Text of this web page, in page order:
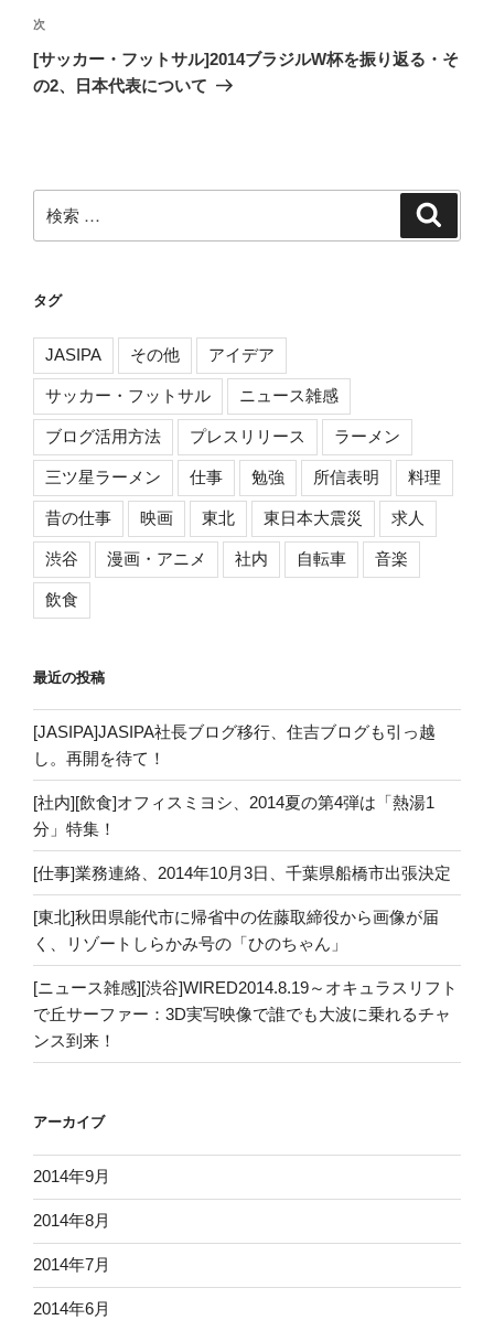
ゲ
ー
シ
稿
次
の
投
次
[サッカー・フットサル]2014ブラジルW杯を振り返る・そ
の2、日本代表について
索:
タグ
JASIPA その他 アイデア
サッカー・フットサル ニュース雑感
ブログ活用方法 プレスリリース ラーメン
三ツ星ラーメン 仕事 勉強 所信表明 料理
昔の仕事 映画 東北 東日本大震災 求人
渋谷 漫画・アニメ 社内 自転車 音楽
飲食
最近の投稿
[JASIPA]JASIPA社長ブログ移行、住吉ブログも引っ越
し。再開を待て！
[社内][飲食]オフィスミヨシ、2014夏の第4弾は「熱湯1
分」特集！
[仕事]業務連絡、2014年10月3日、千葉県船橋市出張決定
[東北]秋田県能代市に帰省中の佐藤取締役から画像が届
く、リゾートしらかみ号の「ひのちゃん」
[ニュース雑感][渋谷]WIRED2014.8.19～オキュラスリフト
で丘サーファー：3D実写映像で誰でも大波に乗れるチャ
ンス到来！
アーカイブ
2014年9月
2014年8月
2014年7月
2014年6月